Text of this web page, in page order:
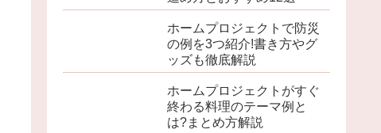
ホームプロジェクトで防災
の例を3つ紹介!書き方やグ
ッズも徹底解説
ホームプロジェクトがすぐ
終わる料理のテーマ例と
は?まとめ方解説